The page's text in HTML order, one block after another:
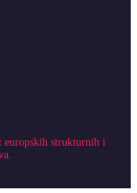
europskih strukturnih i